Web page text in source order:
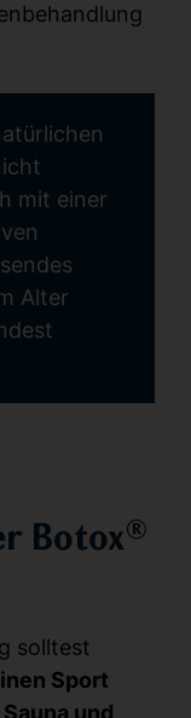
mit einer
Alter
Botox®
solltest
Sport